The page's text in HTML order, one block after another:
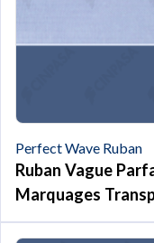
Perfect Wave Ruban
Ruban Vague
Marquages